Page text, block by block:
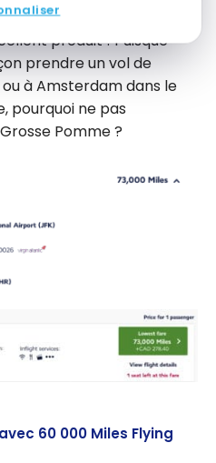
New York
produit ! Puisque
prendre un vol de
à Amsterdam dans le
pourquoi ne pas
Pomme ?
60 000 Miles Flying